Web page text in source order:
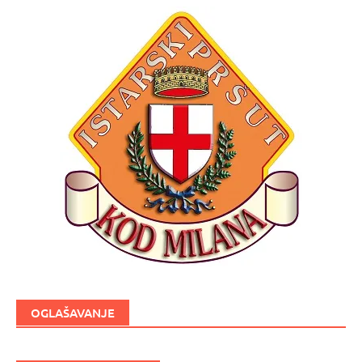
OGLAŠAVANJE